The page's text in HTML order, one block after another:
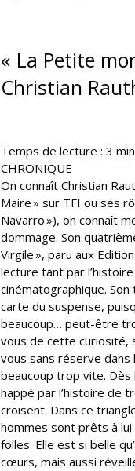
« La Petite
Christian
Temps de lecture :3 min
CHRONIQUE
On connaît Christian
Maire » sur TFI ou ses
Navarro »), on connaît
dommage. Son
Virgile », paru aux
lecture tant par
cinématographique.
carte du suspense,
beaucoup… peut-être
vous de cette curiosité,
vous sans réserve
beaucoup trop vite.
happé par l’histoire de
croisent. Dans ce
hommes sont prêts à
folles. Elle est si belle
cœurs, mais aussi